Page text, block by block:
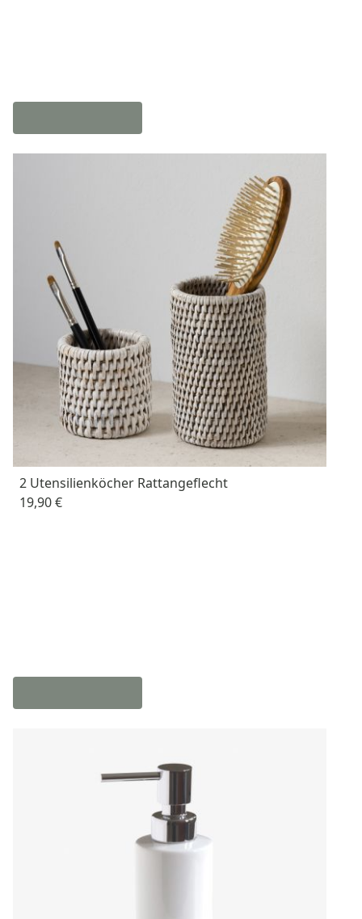
2 Utensilienköcher Rattangeflecht
19,90 €